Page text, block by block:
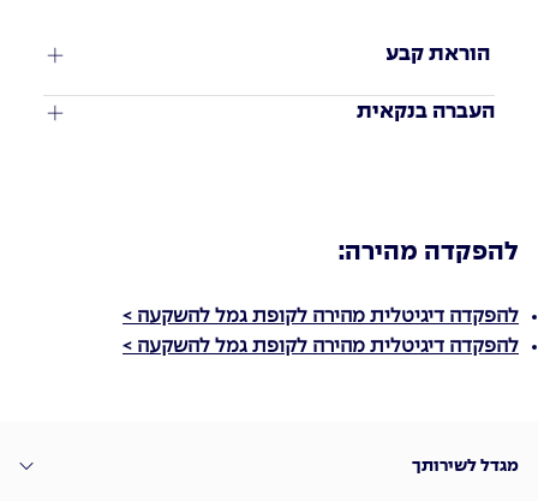
הוראת קבע
העברה בנקאית
להפקדה מהירה:
להפקדה דיגיטלית מהירה לקופת גמל להשקעה >
להפקדה דיגיטלית מהירה לקופת גמל להשקעה >
מגדל לשירותך